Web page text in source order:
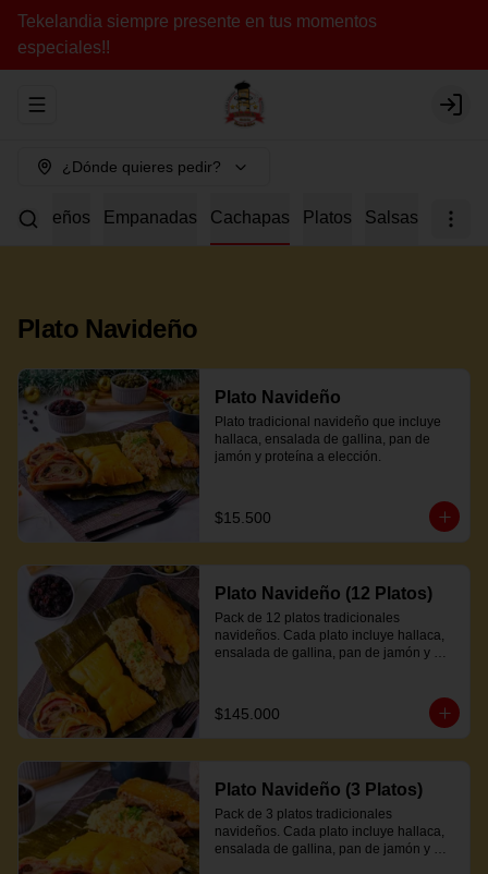
Tekelandia siempre presente en tus momentos
especiales!!
Abrir menu de navegación Login
¿Dónde quieres pedir?
Tequeños Empanadas Cachapas Platos Salsas
Plato Navideño
Plato Navideño
Plato tradicional navideño que incluye
hallaca, ensalada de gallina, pan de
jamón y proteína a elección.
$15.500
Plato Navideño (12 Platos)
Pack de 12 platos tradicionales
navideños. Cada plato incluye hallaca,
ensalada de gallina, pan de jamón y
$145.000
Plato Navideño (3 Platos)
Pack de 3 platos tradicionales
navideños. Cada plato incluye hallaca,
ensalada de gallina, pan de jamón y